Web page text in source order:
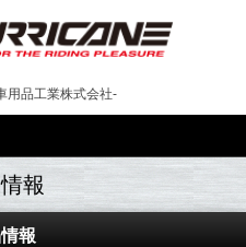
用品工業株式会社-
報